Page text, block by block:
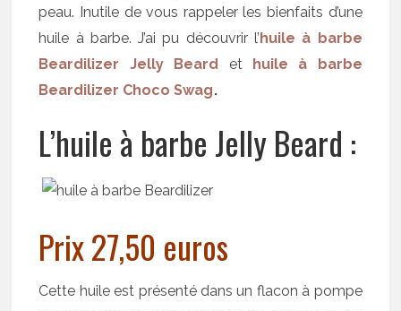
peau. Inutile de vous rappeler les bienfaits d’une
huile à barbe. J’ai pu découvrir l’ huile à barbe
Beardilizer Jelly Beard
et
huile à barbe
Beardilizer Choco Swag.
L’huile à barbe Jelly Beard :
Prix 27,50 euros
Cette huile est présenté dans un flacon à pompe